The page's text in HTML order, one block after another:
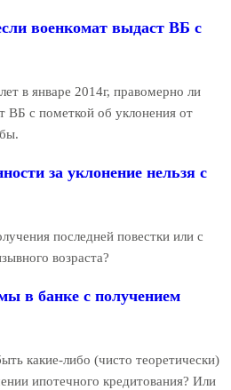
военкомат выдаст ВБ с
в январе 2014г, правомерно ли
ВБ с пометкой об уклонения от
за уклонение нельзя с
последней повестки или с
возраста?
в банке с получением
какие-либо (чисто теоретически)
ипотечного кредитования? Или